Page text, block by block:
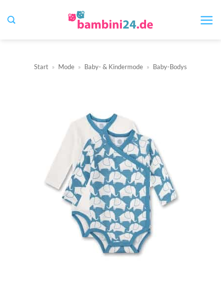
Inhalt
Start » Mode » Baby- & Kindermode » Baby-Bodys